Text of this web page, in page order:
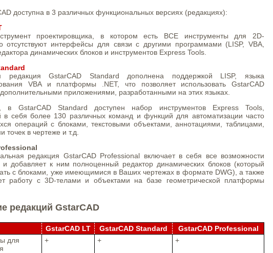
доступна в 3 различных функциональных версиях (редакциях):
проектировщика, в котором есть ВСЕ инструменты для 2D-
отсутствуют интерфейсы для связи с другими программами (LISP, VBA,
динамических блоков и инструментов Express Tools.
редакция GstarCAD Standard дополнена поддержкой LISP, языка
VBA и платформы .NET, что позволяет использовать GstarCAD
приложениями, разработанными на этих языках.
в GstarCAD Standard доступен набор инструментов Express Tools,
себя более 130 различных команд и функций для автоматизации часто
операций с блоками, текстовыми объектами, аннотациями, таблицами,
точек в чертеже и т.д.
редакция GstarCAD Professional включает в себя все возможности
и добавляет к ним полноценный редактор динамических блоков (который
с блоками, уже имеющимися в Ваших чертежах в формате DWG), а также
работу с 3D-телами и объектами на базе геометрической платформы
редакций GstarCAD
GstarCAD LT GstarCAD Standard
GstarCAD Professional
для
+ + +